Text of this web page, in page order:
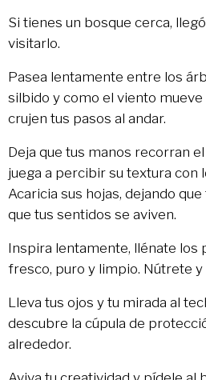
Si tienes un bosque cerca,
visitarlo.
Pasea lentamente entre los
silbido y como el viento mueve
crujen tus pasos al andar.
Deja que tus manos recorran
juega a percibir su textura con
Acaricia sus hojas, dejando
que tus sentidos se aviven.
Inspira lentamente, llénate los
fresco, puro y limpio. Nútrete y
Lleva tus ojos y tu mirada al
descubre la cúpula de
alrededor.